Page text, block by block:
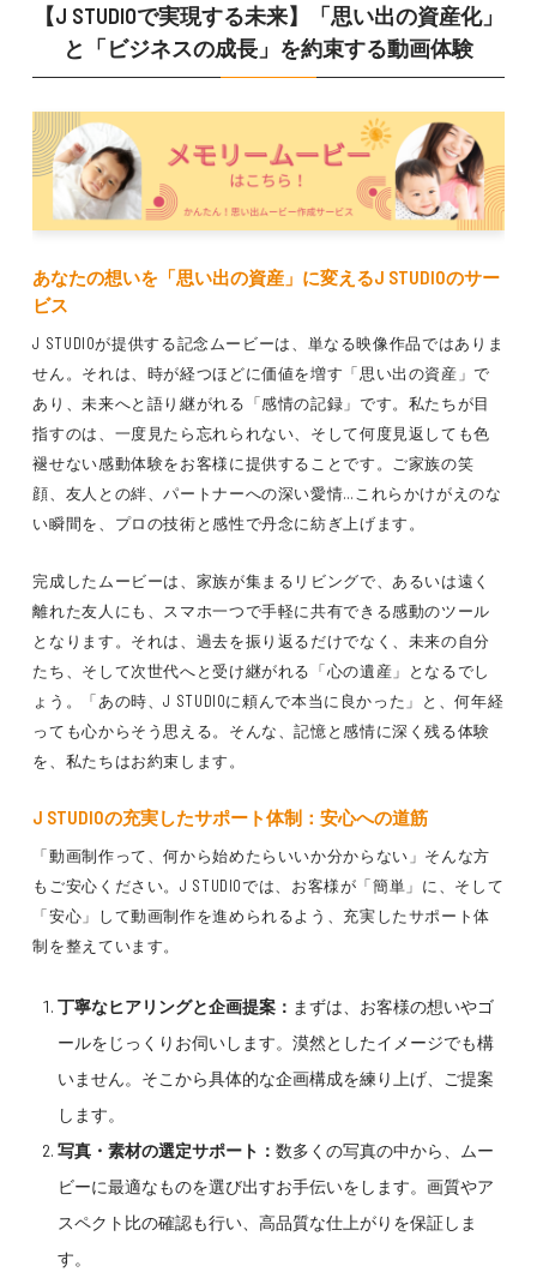
【J STUDIOで実現する未来】「思い出の資産化」
と「ビジネスの成長」を約束する動画体験
あなたの想いを「思い出の資産」に変えるJ STUDIOのサー
ビス
J STUDIOが提供する記念ムービーは、単なる映像作品ではありま
せん。それは、時が経つほどに価値を増す「思い出の資産」で
あり、未来へと語り継がれる「感情の記録」です。私たちが目
指すのは、一度見たら忘れられない、そして何度見返しても色
褪せない感動体験をお客様に提供することです。ご家族の笑
顔、友人との絆、パートナーへの深い愛情…これらかけがえのな
い瞬間を、プロの技術と感性で丹念に紡ぎ上げます。
完成したムービーは、家族が集まるリビングで、あるいは遠く
離れた友人にも、スマホ一つで手軽に共有できる感動のツール
となります。それは、過去を振り返るだけでなく、未来の自分
たち、そして次世代へと受け継がれる「心の遺産」となるでし
ょう。「あの時、J STUDIOに頼んで本当に良かった」と、何年経
っても心からそう思える。そんな、記憶と感情に深く残る体験
を、私たちはお約束します。
J STUDIOの充実したサポート体制：安心への道筋
「動画制作って、何から始めたらいいか分からない」そんな方
もご安心ください。J STUDIOでは、お客様が「簡単」に、そして
「安心」して動画制作を進められるよう、充実したサポート体
制を整えています。
丁寧なヒアリングと企画提案： まずは、お客様の想いやゴ
ールをじっくりお伺いします。漠然としたイメージでも構
いません。そこから具体的な企画構成を練り上げ、ご提案
します。
写真・素材の選定サポート：数多くの写真の中から、ムー
ビーに最適なものを選び出すお手伝いをします。画質やア
スペクト比の確認も行い、高品質な仕上がりを保証しま
す。